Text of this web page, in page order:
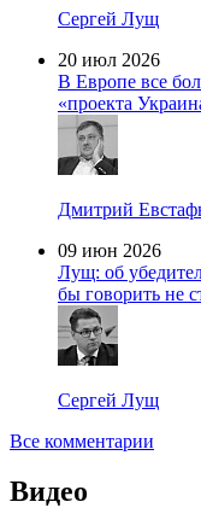
Сергей Лущ
20 июл 2026
В Европе все
«проекта
Дмитрий
09 июн 2026
Лущ: об
бы говорить не
Сергей Лущ
Все комментарии
Видео